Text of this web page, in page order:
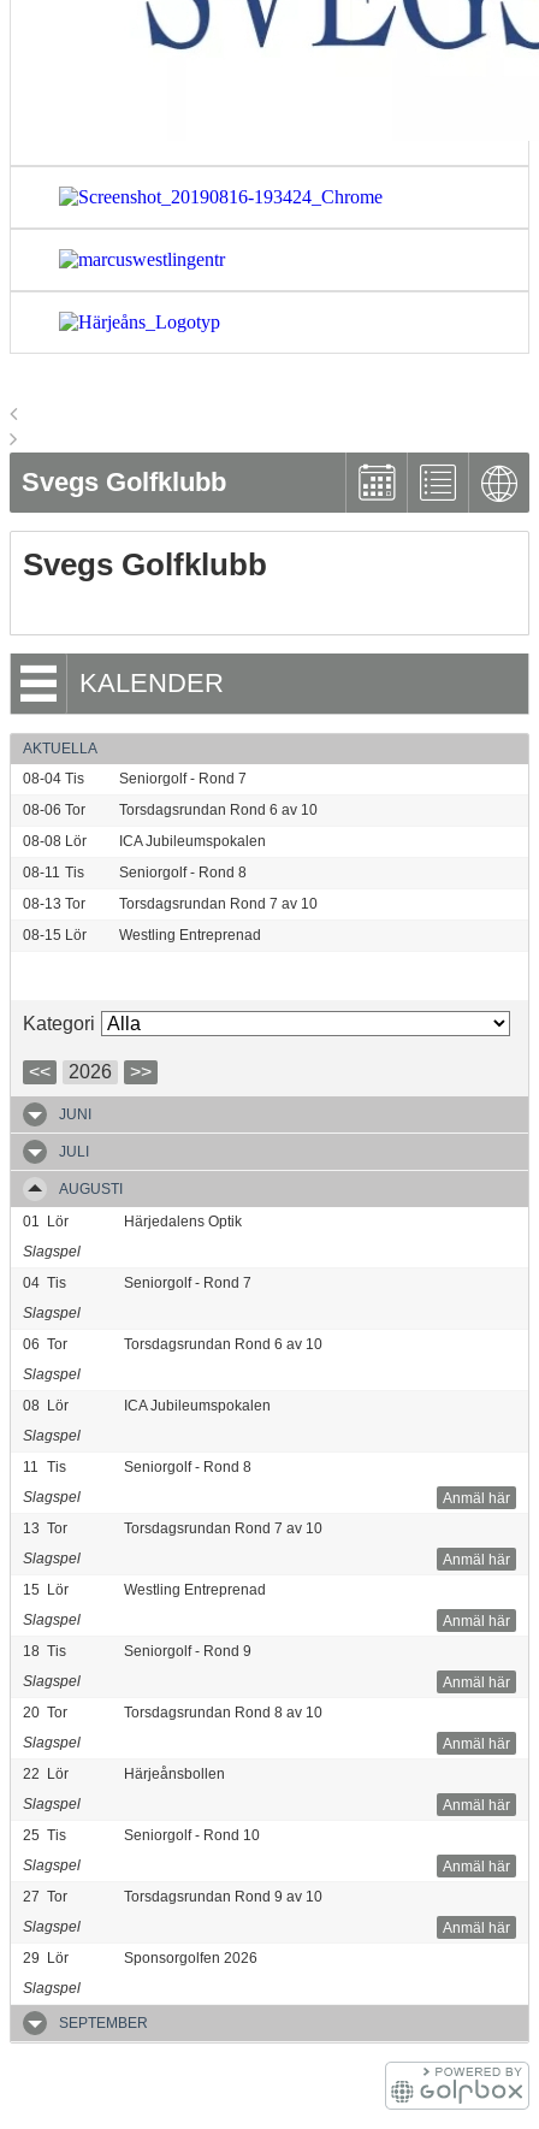
Svegs Golfklubb
Svegs Golfklubb
KALENDER
AKTUELLA
08-04 Tis
Seniorgolf - Rond 7
08-06 Tor
Torsdagsrundan Rond 6 av 10
08-08 Lör
ICA Jubileumspokalen
08-11 Tis
Seniorgolf - Rond 8
08-13 Tor
Torsdagsrundan Rond 7 av 10
08-15 Lör Westling Entreprenad
Kategori
<< 2026 >>
JUNI
JULI
AUGUSTI
01
Lör
Härjedalens Optik
Slagspel
04 Tis
Seniorgolf - Rond 7
Slagspel
06 Tor
Torsdagsrundan Rond 6 av 10
Slagspel
08
Lör
ICA Jubileumspokalen
Slagspel
11 Tis
Seniorgolf - Rond 8
Anmäl här
Slagspel
13 Tor
Torsdagsrundan Rond 7 av 10
Anmäl här
Slagspel
15
Lör
Westling Entreprenad
Anmäl här
Slagspel
18 Tis
Seniorgolf - Rond 9
Anmäl här
Slagspel
20 Tor
Torsdagsrundan Rond 8 av 10
Anmäl här
Slagspel
22
Lör
Härjeånsbollen
Anmäl här
Slagspel
25 Tis
Seniorgolf - Rond 10
Anmäl här
Slagspel
27 Tor
Torsdagsrundan Rond 9 av 10
Anmäl här
Slagspel
29
Lör
Sponsorgolfen 2026
Slagspel
SEPTEMBER